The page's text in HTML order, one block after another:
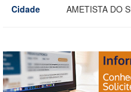
Cidade AMETISTA DO